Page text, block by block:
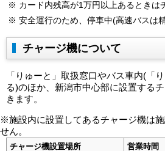
カード内残高が1万円以上あるときは
安全運行のため、停車中(高速バスは
チャージ機について
「りゅーと」取扱窓口やバス車内(「
る)のほか、新潟市中心部に設置する
きます。
※施設内に設置してあるチャージ機は
せん。
チャージ機設置場所 営業時間